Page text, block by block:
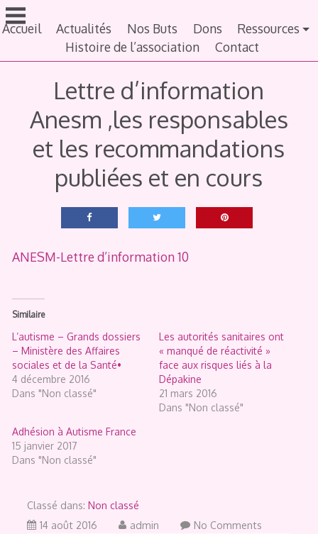
Aller
au
principal
Accueil Actualités Nos Buts Dons
Ressources
Histoire de l’association
Contact
Lettre d’information
Anesm ,les responsables
et les recommandations
publiées et en cours
ANESM-Lettre d’information 10
Similaire
L’autisme – Grands dossiers
– Ministère des Affaires
sociales et de la Santé•
4 décembre 2016
Dans "Non classé"
Les autorités sanitaires ont
« manqué de réactivité »
face aux risques liés à la
Dépakine
21 mars 2016
Dans "Non classé"
Adhésion à Autisme France
15 janvier 2017
Dans "Non classé"
Classé dans: Non classé
14 août 2016
admin No Comments